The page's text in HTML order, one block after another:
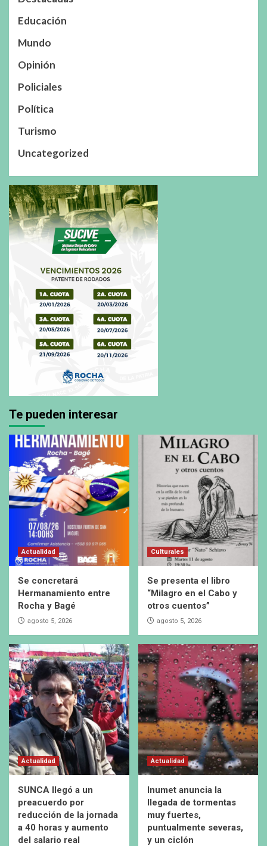
Educación
Mundo
Opinión
Policiales
Política
Turismo
Uncategorized
Te pueden interesar
Actualidad
Se concretará
Hermanamiento entre
Rocha y Bagé
agosto 5, 2026
Culturales
Se presenta el libro
“Milagro en el Cabo y
otros cuentos”
agosto 5, 2026
Actualidad
SUNCA llegó a un
preacuerdo por
reducción de la jornada
a 40 horas y aumento
del salario real
Actualidad
Inumet anuncia la
llegada de tormentas
muy fuertes,
puntualmente severas,
y un ciclón